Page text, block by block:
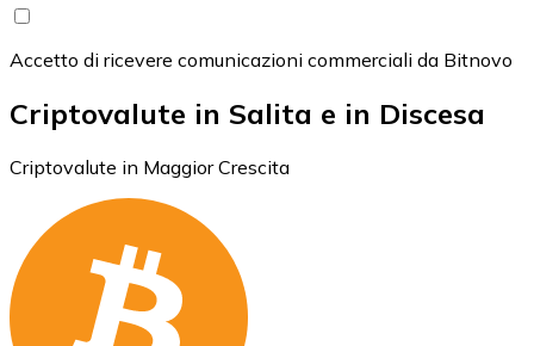
Accetto di ricevere comunicazioni commerciali da Bitnovo
Criptovalute in Salita e in Discesa
Criptovalute in Maggior Crescita